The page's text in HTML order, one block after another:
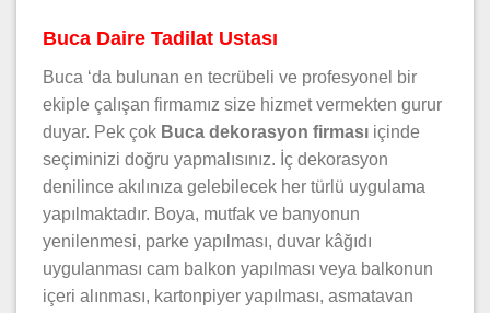
Buca Daire Tadilat Ustası
Buca ‘da bulunan en tecrübeli ve profesyonel bir
ekiple çalışan firmamız size hizmet vermekten gurur
duyar. Pek çok Buca dekorasyon firması içinde
seçiminizi doğru yapmalısınız. İç dekorasyon
denilince akılınıza gelebilecek her türlü uygulama
yapılmaktadır. Boya, mutfak ve banyonun
yenilenmesi, parke yapılması, duvar kâğıdı
uygulanması cam balkon yapılması veya balkonun
içeri alınması, kartonpiyer yapılması, asmatavan